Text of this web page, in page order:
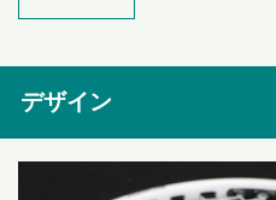
デザイン